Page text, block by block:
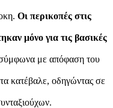
Οι περικοπές στις
μόνο για τις βασικές
με απόφαση του
κατέβαλε, οδηγώντας σε